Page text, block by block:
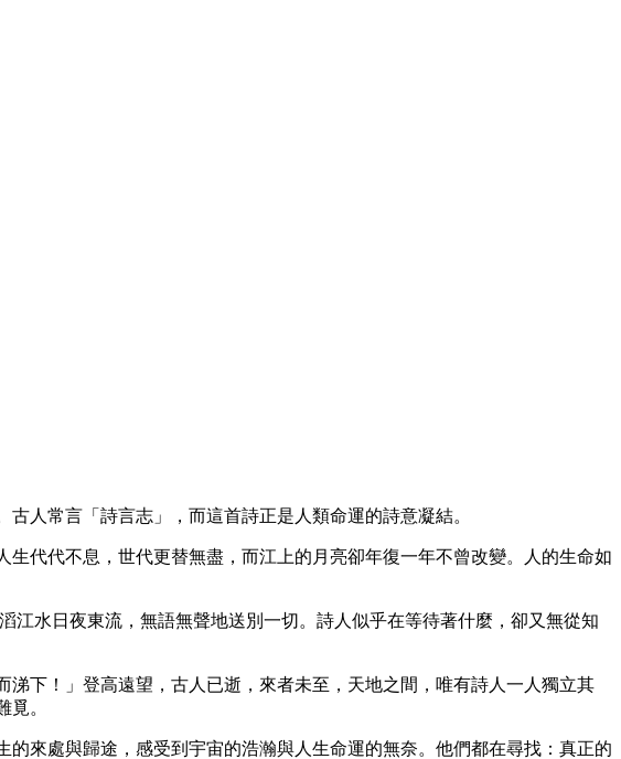
人常言「詩言志」，而這首詩正是人類命運的詩意凝結。
代代不息，世代更替無盡，而江上的月亮卻年復一年不曾改變。人的生命如
水日夜東流，無語無聲地送別一切。詩人似乎在等待著什麼，卻又無從知
下！」登高遠望，古人已逝，來者未至，天地之間，唯有詩人一人獨立其
。
來處與歸途，感受到宇宙的浩瀚與人生命運的無奈。他們都在尋找：真正的